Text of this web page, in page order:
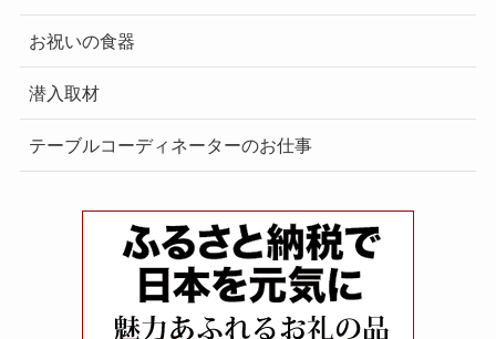
お祝いの食器
潜入取材
テーブルコーディネーターのお仕事